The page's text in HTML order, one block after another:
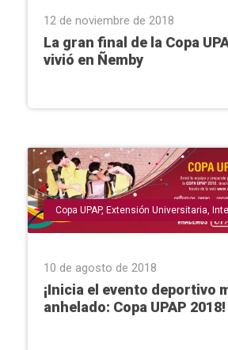
12 de noviembre de 2018
La gran final de la Copa
vivió en Ñemby
Copa UPAP, Extensión Universitaria,
10 de agosto de 2018
¡Inicia el evento deportivo
anhelado: Copa UPAP 2018!